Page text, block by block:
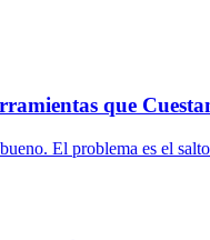
que
El problema es el